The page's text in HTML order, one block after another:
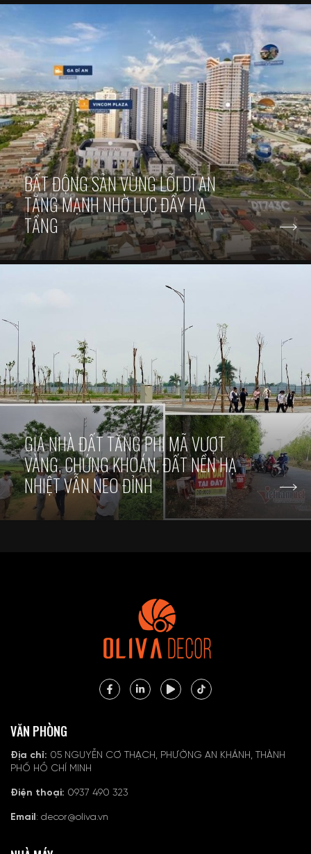
BẤT ĐỘNG SẢN VÙNG LÕI DĨ AN
TĂNG MẠNH NHỜ LỰC ĐẨY HẠ
TẦNG
GIÁ NHÀ ĐẤT TĂNG PHI MÃ VƯỢT
VÀNG, CHỨNG KHOÁN, ĐẤT NỀN HẠ
NHIỆT VẪN NEO ĐỈNH
VĂN PHÒNG
Địa chỉ: 05 NGUYỄN CƠ THẠCH, PHƯỜNG AN KHÁNH, THÀNH
PHỐ HỒ CHÍ MINH
Điện thoại: 0937 490 323
Email : decor@oliva.vn